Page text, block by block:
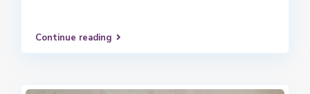
Continue reading